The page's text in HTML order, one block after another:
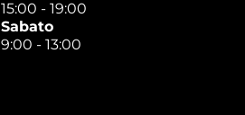
15:00 - 19:00
Sabato
9:00 - 13:00